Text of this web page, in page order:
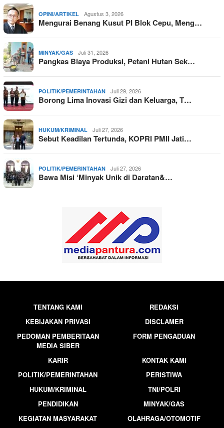
OPINI/ARTIKEL Agustus 3, 2026
Mengurai Benang Kusut PI Blok Cepu, Meng…
MINYAK/GAS Juli 31, 2026
Pangkas Biaya Produksi, Petani Hutan Sek…
POLITIK/PEMERINTAHAN Juli 29, 2026
Borong Lima Inovasi Gizi dan Keluarga, T…
HUKUM/KRIMINAL Juli 27, 2026
Sebut Keadilan Tertunda, KOPRI PMII Jati…
POLITIK/PEMERINTAHAN Juli 27, 2026
Bawa Misi ‘Minyak Unik di Daratan&…
TENTANG KAMI
REDAKSI
KEBIJAKAN PRIVASI
DISCLAMER
PEDOMAN PEMBERITAAN
MEDIA SIBER
FORM PENGADUAN
KARIR
KONTAK KAMI
POLITIK/PEMERINTAHAN
PERISTIWA
HUKUM/KRIMINAL
TNI/POLRI
PENDIDIKAN
MINYAK/GAS
KEGIATAN MASYARAKAT
OLAHRAGA/OTOMOTIF